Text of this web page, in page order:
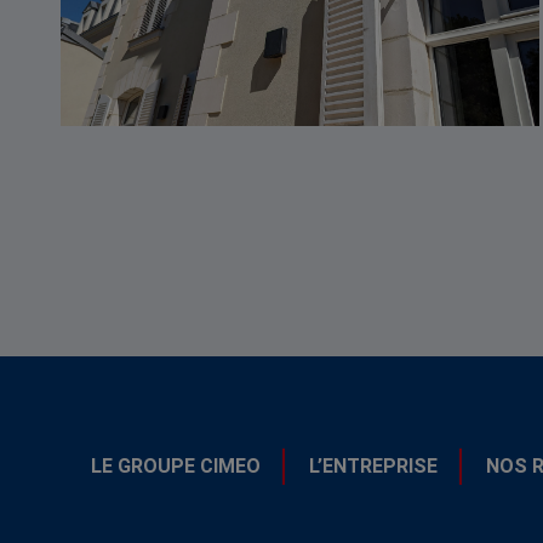
LE GROUPE CIMEO L’ENTREPRISE NOS